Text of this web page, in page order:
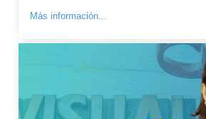
Más información...